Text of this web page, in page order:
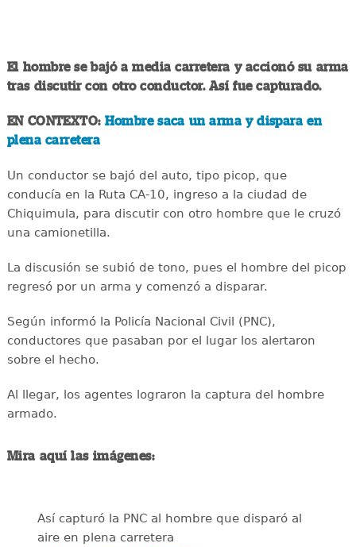
El hombre se bajó a media carretera y accionó su arma
tras discutir con otro conductor. Así fue capturado.
EN CONTEXTO: Hombre saca un arma y dispara en
plena carretera
Un conductor se bajó del auto, tipo picop, que
conducía en la Ruta CA-10, ingreso a la ciudad de
Chiquimula, para discutir con otro hombre que le cruzó
una camionetilla.
La discusión se subió de tono, pues el hombre del picop
regresó por un arma y comenzó a disparar.
Según informó la Policía Nacional Civil (PNC),
conductores que pasaban por el lugar los alertaron
sobre el hecho.
Al llegar, los agentes lograron la captura del hombre
armado.
Mira aquí las imágenes:
Así capturó la PNC al hombre que disparó al
aire en plena carretera